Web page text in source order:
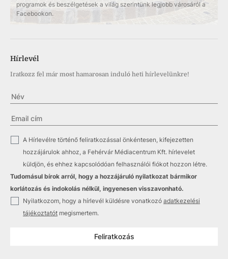
programok és beszélgetések a világ szerintünk legjobb városáról a
Facebookon.
Hírlevél
Iratkozz fel már most hamarosan induló heti hírlevelünkre!
A Hírlevélre történő feliratkozással önkéntesen, kifejezetten
hozzájárulok ahhoz, a Fehérvár Médiacentrum Kft. hírlevelet
küldjön, és ehhez kapcsolódóan felhasználói fiókot hozzon létre.
Tudomásul bírok arról, hogy a hozzájáruló nyilatkozat bármikor
korlátozás és indokolás nélkül, ingyenesen visszavonható.
Nyilatkozom, hogy a hírlevél küldésre vonatkozó adatkezelési
tájékoztatót megismertem.
Feliratkozás